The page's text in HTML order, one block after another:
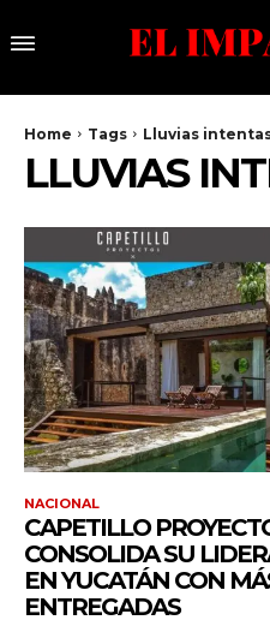
Home Tags Lluvias
LLUVIAS
NACIONAL
CAPETILLO
CONSOLIDA SU
EN YUCATÁN CON
ENTREGADAS